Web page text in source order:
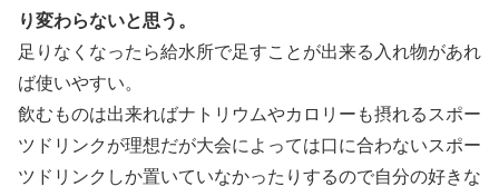
り変わらないと思う。
足りなくなったら給水所で足すことが出来る入れ物があれ
ば使いやすい。
飲むものは出来ればナトリウムやカロリーも摂れるスポー
ツドリンクが理想だが大会によっては口に合わないスポー
ツドリンクしか置いていなかったりするので自分の好きな